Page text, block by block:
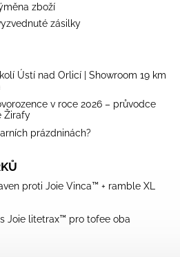
zboží
zásilky
Ústí nad Orlicí | Showroom 19 km
v roce 2026 – průvodce
Žirafy
prázdninách?
proti Joie Vinca™ + ramble XL
Joie litetrax™ pro tofee oba